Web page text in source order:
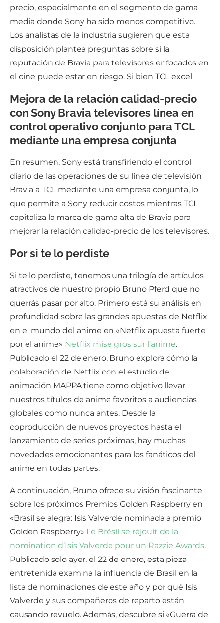
precio, especialmente en el segmento de gama
media donde Sony ha sido menos competitivo.
Los analistas de la industria sugieren que esta
disposición plantea preguntas sobre si la
reputación de Bravia para televisores enfocados en
el cine puede estar en riesgo. Si bien TCL excel
Mejora de la relación calidad-precio
con Sony Bravia televisores línea en
control operativo conjunto para TCL
mediante una empresa conjunta
En resumen, Sony está transfiriendo el control
diario de las operaciones de su línea de televisión
Bravia a TCL mediante una empresa conjunta, lo
que permite a Sony reducir costos mientras TCL
capitaliza la marca de gama alta de Bravia para
mejorar la relación calidad-precio de los televisores.
Por si te lo perdiste
Si te lo perdiste, tenemos una trilogía de artículos
atractivos de nuestro propio Bruno Pferd que no
querrás pasar por alto. Primero está su análisis en
profundidad sobre las grandes apuestas de Netflix
en el mundo del anime en «Netflix apuesta fuerte
por el anime» Netflix mise gros sur l’anime.
Publicado el 22 de enero, Bruno explora cómo la
colaboración de Netflix con el estudio de
animación MAPPA tiene como objetivo llevar
nuestros títulos de anime favoritos a audiencias
globales como nunca antes. Desde la
coproducción de nuevos proyectos hasta el
lanzamiento de series próximas, hay muchas
novedades emocionantes para los fanáticos del
anime en todas partes.
A continuación, Bruno ofrece su visión fascinante
sobre los próximos Premios Golden Raspberry en
«Brasil se alegra: Isis Valverde nominada a premio
Golden Raspberry» Le Brésil se réjouit de la
nomination d’Isis Valverde pour un Razzie Awards.
Publicado solo ayer, el 22 de enero, esta pieza
entretenida examina la influencia de Brasil en la
lista de nominaciones de este año y por qué Isis
Valverde y sus compañeros de reparto están
causando revuelo. Además, descubre si «Guerra de